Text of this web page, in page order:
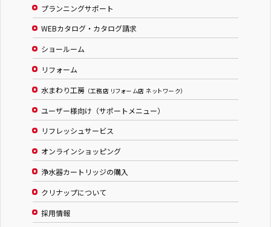
プランニングサポート
WEBカタログ・カタログ請求
ショールーム
リフォーム
水まわり工房 （工務店 リフォーム店 ネットワーク）
ユーザー様向け（サポートメニュー）
リフレッシュサービス
オンラインショッピング
浄水器カートリッジの購入
クリナップについて
採用情報